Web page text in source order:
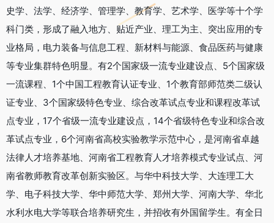
史学、法学、经济学、管理学、教育学、艺术学、医学等十个学
科门类，形成了融入地方、贴近产业、理工为主、突出应用的专
业格局，电力装备与信息工程、新材料与能源、食品医药与健康
等专业集群特色明显。有2个国家级一流专业建设点、5个国家级
一流课程、1个中国工程教育认证专业、1个教育部师范类二级认
证专业、3个国家级特色专业、综合改革试点专业和课程改革试
点专业，17个省级一流专业建设点，14个省级特色专业和综合改
革试点专业，6个河南省高校实验教学示范中心，是河南省卓越
法律人才培养基地、河南省工程教育人才培养模式专业试点、河
南省教师教育改革创新实验区。与华中科技大学、大连理工大
学、电子科技大学、华中师范大学、郑州大学、河南大学、华北
水利水电大学等联合培养研究生，并招收有外国留学生。有全日